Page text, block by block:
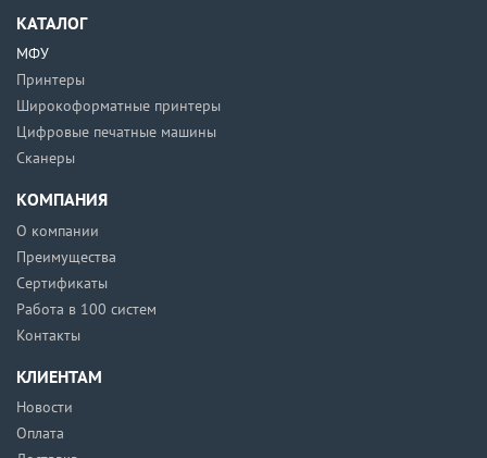
КАТАЛОГ
МФУ
Принтеры
Широкоформатные принтеры
Цифровые печатные машины
Сканеры
КОМПАНИЯ
О компании
Преимущества
Сертификаты
Работа в 100 систем
Контакты
КЛИЕНТАМ
Новости
Оплата